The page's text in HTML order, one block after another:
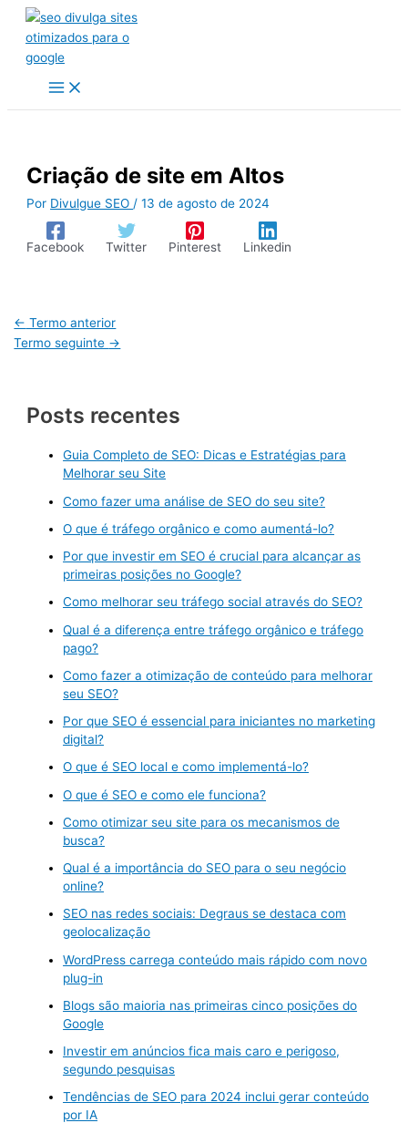
para
Criação de site em Altos
Por Divulgue SEO /13 de agosto de 2024
Facebook Twitter Pinterest Linkedin
← Termo anterior
Termo seguinte →
Posts recentes
Guia Completo de SEO: Dicas e Estratégias para
Melhorar seu Site
Como fazer uma análise de SEO do seu site?
O que é tráfego orgânico e como aumentá-lo?
Por que investir em SEO é crucial para alcançar as
primeiras posições no Google?
Como melhorar seu tráfego social através do SEO?
Qual é a diferença entre tráfego orgânico e tráfego
pago?
Como fazer a otimização de conteúdo para melhorar
seu SEO?
Por que SEO é essencial para iniciantes no marketing
digital?
O que é SEO local e como implementá-lo?
O que é SEO e como ele funciona?
Como otimizar seu site para os mecanismos de
busca?
Qual é a importância do SEO para o seu negócio
online?
SEO nas redes sociais: Degraus se destaca com
geolocalização
WordPress carrega conteúdo mais rápido com novo
plug-in
Blogs são maioria nas primeiras cinco posições do
Google
Investir em anúncios fica mais caro e perigoso,
segundo pesquisas
Tendências de SEO para 2024 inclui gerar conteúdo
por IA